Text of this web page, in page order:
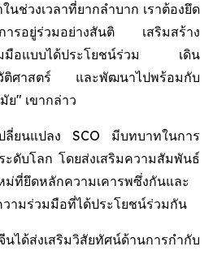
นช่วงเวลาที่ยากลำบาก เราต้องยึด
ารอยู่ร่วมอย่างสันติ เสริมสร้าง
มมือแบบได้ประโยชน์ร่วม เดิน
วัติศาสตร์ และพัฒนาไปพร้อมกับ
ย" เขากล่าว
ลี่ยนแปลง SCO มีบทบาทในการ
ะดับโลก โดยส่งเสริมความสัมพันธ์
ม่ที่ยึดหลักความเคารพซึ่งกันและ
ามร่วมมือที่ได้ประโยชน์ร่วมกัน
ด้ส่งเสริมวิสัยทัศน์ด้านการกำกับ